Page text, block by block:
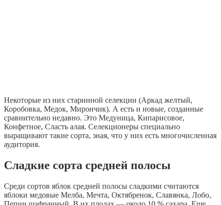
Некоторые из них старинной селекции (Аркад желтый,
Коробовка, Медок, Мирончик). А есть и новые, созданные
сравнительно недавно. Это Медуница, Кипарисовое,
Конфетное, Сласть алая. Селекционеры специально
выращивают такие сорта, зная, что у них есть многочисленная
аудитория.
Сладкие сорта средней полосы
Среди сортов яблок средней полосы сладкими считаются
яблоки медовые Мелба, Мечта, Октябренок, Славянка, Лобо,